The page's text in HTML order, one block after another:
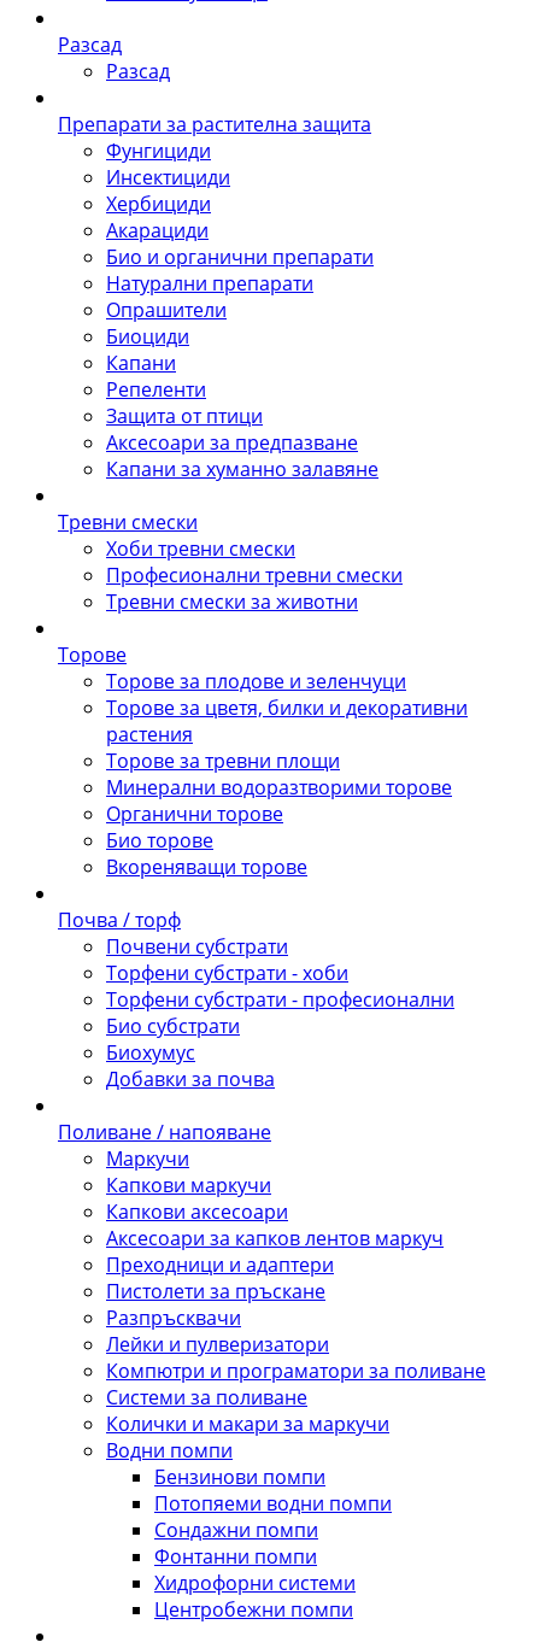
Разсад
Разсад
Препарати за растителна защита
Фунгициди
Инсектициди
Хербициди
Акарациди
Био и органични препарати
Натурални препарати
Опрашители
Биоциди
Капани
Репеленти
Защита от птици
Аксесоари за предпазване
Капани за хуманно залавяне
Тревни смески
Хоби тревни смески
Професионални тревни смески
Тревни смески за животни
Торове
Торове за плодове и зеленчуци
Торове за цветя, билки и декоративни
растения
Торове за тревни площи
Минерални водоразтворими торове
Органични торове
Био торове
Вкореняващи торове
Почва / торф
Почвени субстрати
Торфени субстрати - хоби
Торфени субстрати - професионални
Био субстрати
Биохумус
Добавки за почва
Поливане / напояване
Маркучи
Капкови маркучи
Капкови аксесоари
Аксесоари за капков лентов маркуч
Преходници и адаптери
Пистолети за пръскане
Разпръсквачи
Лейки и пулверизатори
Компютри и програматори за поливане
Системи за поливане
Колички и макари за маркучи
Водни помпи
Бензинови помпи
Потопяеми водни помпи
Сондажни помпи
Фонтанни помпи
Хидрофорни системи
Центробежни помпи